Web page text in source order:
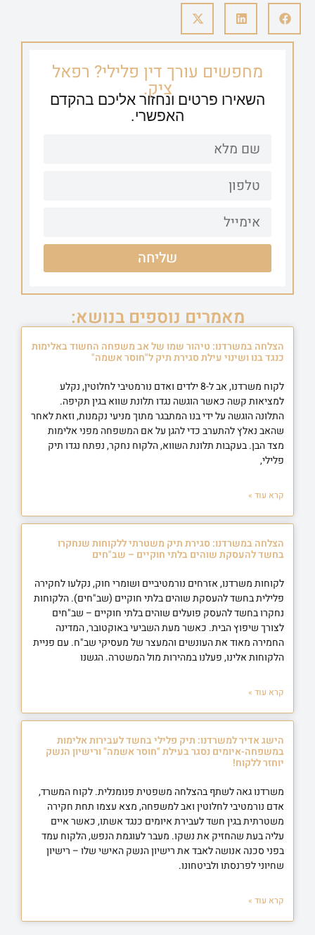
מחפשים עורך דין פלילי? רפאל
ציק.
השאירו פרטים ונחזור אליכם בהקדם
האפשרי.
שליחה
מאמרים נוספים בנושא:
הצלחה במשרדנו: טיהור שמו של אב משפחה החשוד באלימות
כנגד בנו ושינוי עילת סגירת תיק ל"חוסר אשמה"
לקוח משרדנו, אב ל-8 ילדים ואדם נורמטיבי לחלוטין, נקלע
למציאות קשה כאשר הוגשה נגדו תלונת שווא בגין תקיפה.
התלונה הוגשה על ידי בנו המתבגר מתוך מניעי נקמנות, וזאת לאחר
שהאב נאלץ להתערב כדי להגן על אם המשפחה מפני אלימות
מצד הבן. בעקבות תלונת השווא, הלקוח נחקר, נפתח נגדו תיק
פלילי,
קרא עוד »
הצלחה במשרדנו: סגירת תיק משטרתי ללקוחות שנחקרו
בחשד להעסקת שוהים בלתי חוקיים – שב"חים
לקוחות משרדנו, אזרחים נורמטיביים ושומרי חוק, נקלעו לחקירה
פלילית בחשד להעסקת שוהים בלתי חוקיים (שב"חים). הלקוחות
נחקרו בחשד להעסק פועלים שוהים בלתי חוקיים – שב"חים
לצורך שיפוץ הבית. כאשר מעת השביעי באוקטובר, המדינה
החמירה מאוד את העונשים והמעצר של מעסיקי שב"ח. עם פניית
הלקוחות אלינו, פעלנו במהירות מול המשטרה. הגשנו
קרא עוד »
הישג אדיר למשרדנו: תיק פלילי בחשד לעבירות אלימות
במשפחה-איומים נסגר בעילת "חוסר אשמה" ורישיון הנשק
יוחזר ללקוח!
משרדנו גאה לשתף בהצלחה משפטית פנומנלית. לקוח המשרד,
אדם נורמטיבי לחלוטין ואב למשפחה, מצא עצמו תחת חקירה
משטרתית בגין חשד לעבירת איומים כנגד אשתו, כאשר איים
עליה בעת שהחזיק את נשקו. מעבר לעוגמת הנפש, הלקוח עמד
בפני סכנה אנושה לאבד את רישיון הנשק האישי שלו – רישיון
שחיוני לפרנסתו ולביטחונו.
קרא עוד »